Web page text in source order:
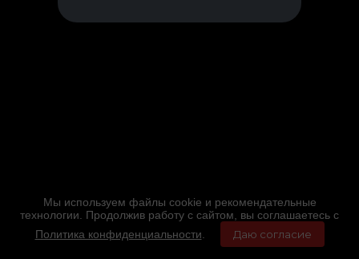
Мы используем файлы cookie и рекомендательные
технологии. Продолжив работу с сайтом, вы соглашаетесь с
Политика конфиденциальности
Даю согласие